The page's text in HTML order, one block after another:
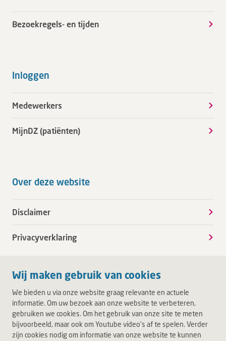
Wij maken gebruik van cookies
We bieden u via onze website graag relevante en actuele
informatie. Om uw bezoek aan onze website te verbeteren,
gebruiken we cookies. Om het gebruik van onze site te meten
bijvoorbeeld, maar ook om Youtube video's af te spelen. Verder
zijn cookies nodig om informatie van onze website te kunnen
Bezoekregels- en tijden
Inloggen
Medewerkers
MijnDZ (patiënten)
Over deze website
Disclaimer
Privacyverklaring